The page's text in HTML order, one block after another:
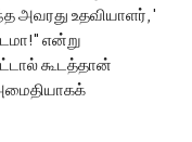
அவரது உதவியாளர், '
என்று
கூடத்தான்